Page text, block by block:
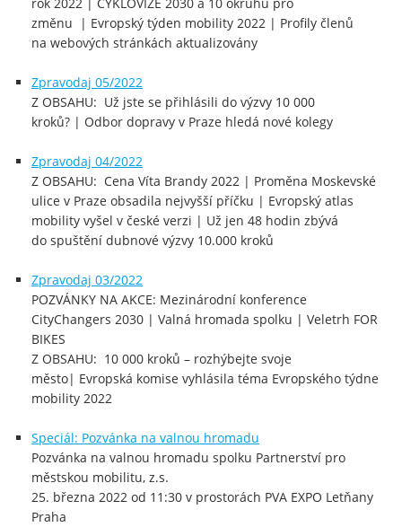
změnu | Evropský týden mobility 2022 | Profily členů
na webových stránkách aktualizovány
Zpravodaj 05/2022
Z OBSAHU: Už jste se přihlásili do výzvy 10 000
kroků? | Odbor dopravy v Praze hledá nové kolegy
Zpravodaj 04/2022
Z OBSAHU: Cena Víta Brandy 2022 | Proměna Moskevské
ulice v Praze obsadila nejvyšší příčku | Evropský atlas
mobility vyšel v české verzi | Už jen 48 hodin zbývá
do spuštění dubnové výzvy 10.000 kroků
Zpravodaj 03/2022
POZVÁNKY NA AKCE: Mezinárodní konference
CityChangers 2030 | Valná hromada spolku | Veletrh FOR
BIKES
Z OBSAHU: 10 000 kroků – rozhýbejte svoje
město| Evropská komise vyhlásila téma Evropského týdne
mobility 2022
Speciál: Pozvánka na valnou hromadu
Pozvánka na valnou hromadu spolku Partnerství pro
městskou mobilitu, z.s.
25. března 2022 od 11:30 v prostorách PVA EXPO Letňany
Praha